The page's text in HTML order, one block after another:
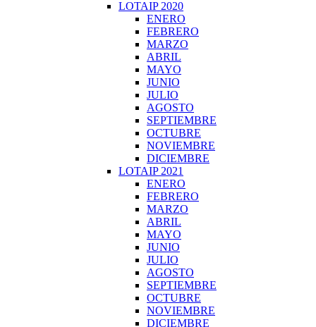
LOTAIP 2020
ENERO
FEBRERO
MARZO
ABRIL
MAYO
JUNIO
JULIO
AGOSTO
SEPTIEMBRE
OCTUBRE
NOVIEMBRE
DICIEMBRE
LOTAIP 2021
ENERO
FEBRERO
MARZO
ABRIL
MAYO
JUNIO
JULIO
AGOSTO
SEPTIEMBRE
OCTUBRE
NOVIEMBRE
DICIEMBRE